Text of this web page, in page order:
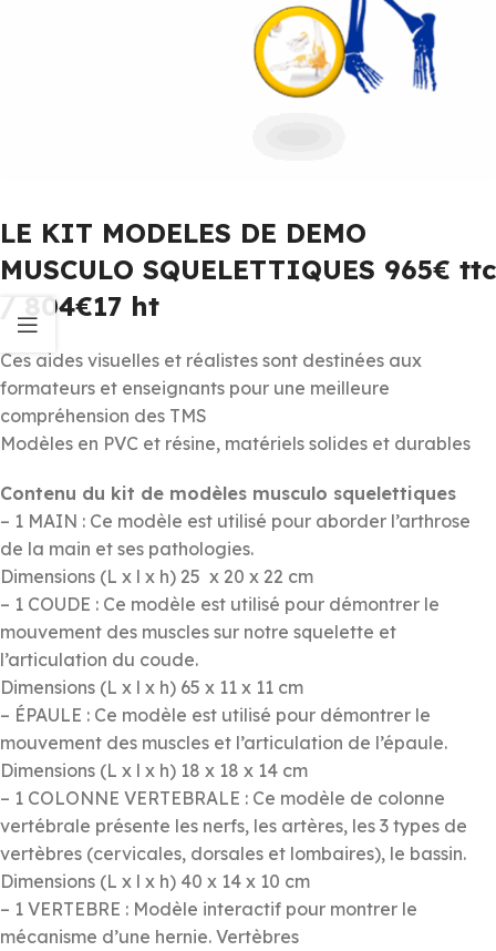
LE KIT MODELES DE DEMO
MUSCULO SQUELETTIQUES 965€ ttc
/ 804€17 ht
Ces aides visuelles et réalistes sont destinées aux
formateurs et enseignants pour une meilleure
compréhension des TMS
Modèles en PVC et résine, matériels solides et durables
Contenu du kit de modèles musculo squelettiques
– 1 MAIN : Ce modèle est utilisé pour aborder l’arthrose
de la main et ses pathologies.
Dimensions (L x l x h) ‏ 25 x 20 x 22 cm
– 1 COUDE : Ce modèle est utilisé pour démontrer le
mouvement des muscles sur notre squelette et
l’articulation du coude.
Dimensions (L x l x h) 65 x 11 x 11 cm
– ÉPAULE : Ce modèle est utilisé pour démontrer le
mouvement des muscles et l’articulation de l’épaule.
Dimensions (L x l x h) 18 x 18 x 14 cm
– 1 COLONNE VERTEBRALE : Ce modèle de colonne
vertébrale présente les nerfs, les artères, les 3 types de
vertèbres (cervicales, dorsales et lombaires), le bassin.
Dimensions (L x l x h) 40 x 14 x 10 cm
– 1 VERTEBRE : Modèle interactif pour montrer le
mécanisme d’une hernie. Vertèbres